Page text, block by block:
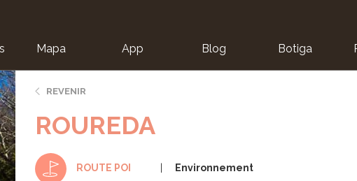
Mapa App Blog Botiga
REVENIR
ROUREDA
ROUTE POI Environnement